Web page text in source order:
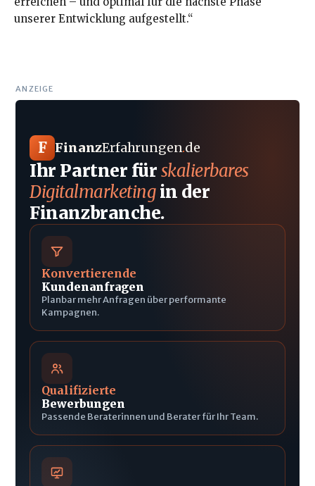
unserer Entwicklung aufgestellt.“
ANZEIGE
F FinanzErfahrungen.de
Ihr Partner fürskalierbares
Digitalmarketingin der
Finanzbranche.
Konvertierende
Kundenanfragen
Planbar mehr Anfragen über performante
Kampagnen.
Qualifizierte
Bewerbungen
Passende Beraterinnen und Berater für Ihr Team.